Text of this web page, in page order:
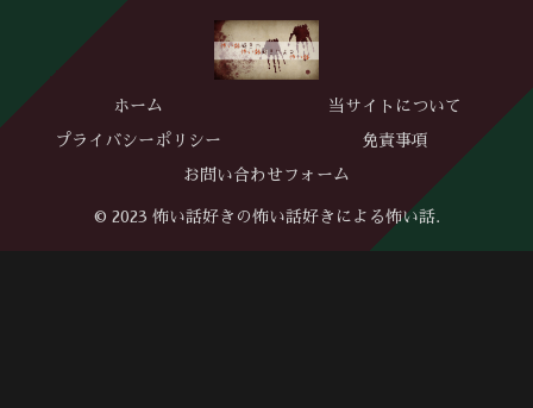
ホーム 当サイトについて
プライバシーポリシー 免責事項
お問い合わせフォーム
© 2023 怖い話好きの怖い話好きによる怖い話.